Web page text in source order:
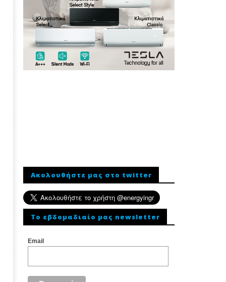
Ακολουθήστε μας στο twitter
To εβδομαδιαίο μας newsletter
Email